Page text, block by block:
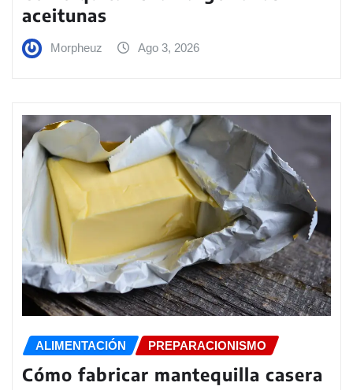
aceitunas
Morpheuz Ago 3, 2026
ALIMENTACIÓN PREPARACIONISMO
Cómo fabricar mantequilla casera